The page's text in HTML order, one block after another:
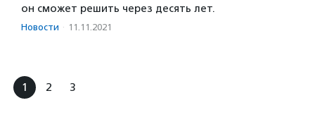
он сможет решить через десять лет.
Новости · 11.11.2021
1 2 3